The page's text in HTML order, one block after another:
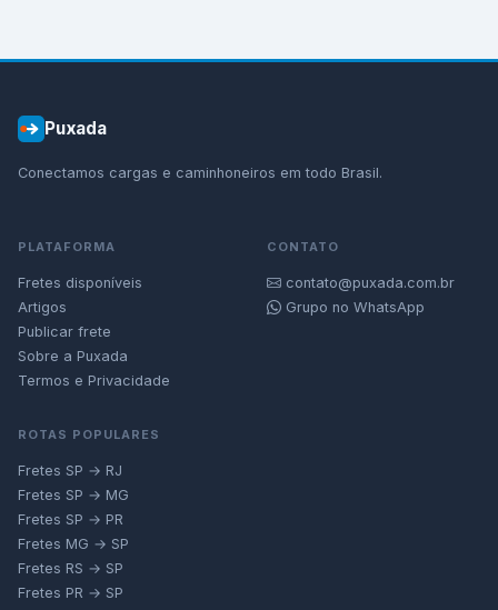
Puxada
Conectamos cargas e caminhoneiros em todo Brasil.
PLATAFORMA
Fretes disponíveis
Artigos
Publicar frete
Sobre a Puxada
Termos e Privacidade
CONTATO
contato@puxada.com.br
Grupo no WhatsApp
ROTAS POPULARES
Fretes SP → RJ
Fretes SP → MG
Fretes SP → PR
Fretes MG → SP
Fretes RS → SP
Fretes PR → SP